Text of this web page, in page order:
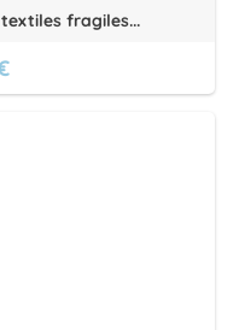
fragiles...